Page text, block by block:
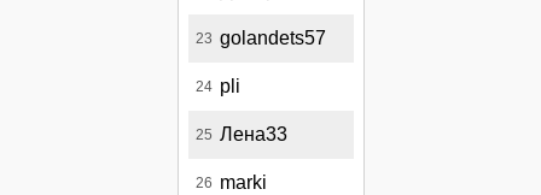
23 golandets57
24 pli
25 Лена33
26 marki